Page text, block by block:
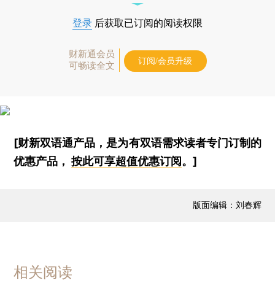
登录 后获取已订阅的阅读权限
财新通会员
可畅读全文
订阅/会员升级
[财新双语通产品，是为有双语需求读者专门订制的
优惠产品，按此可享超值优惠订阅 。]
版面编辑：刘春辉
相关阅读